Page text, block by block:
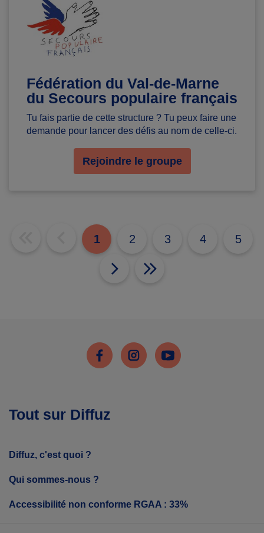
Fédération du Val-de-Marne
du Secours populaire français
Tu fais partie de cette structure ? Tu peux faire une
demande pour lancer des défis au nom de celle-ci.
Rejoindre le groupe
1 2 3 4 5
FacebookInstagramYoutube
Tout sur Diffuz
Diffuz, c'est quoi ?
Qui sommes-nous ?
Accessibilité non conforme RGAA : 33%